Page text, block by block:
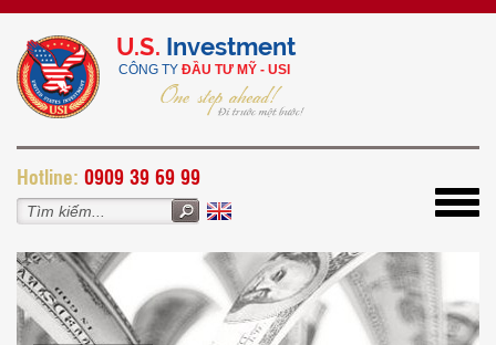
U.S. Investment
CÔNG TY ĐẦU TƯ MỸ - USI
Hotline: 0909 39 69 99